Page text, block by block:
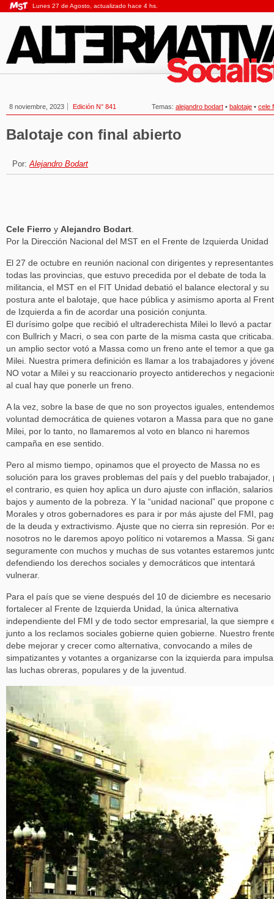
Lunes 27 de Agosto, actualizado hace 4 hs.
8 noviembre, 2023 Edición N° 841 Temas: alejandro bodart • balotaje • cele
Balotaje con final abierto
Por:Alejandro Bodart
Cele Fierro y Alejandro Bodart.
Por la Dirección Nacional del MST en el Frente de Izquierda Unidad
El 27 de octubre en reunión nacional con dirigentes y
todas las provincias, que estuvo precedida por el debate de toda la
militancia, el MST en el FIT Unidad debatió el balance electoral y su
postura ante el balotaje, que hace pública y asimismo aporta al
de Izquierda a fin de acordar una posición conjunta.
El durísimo golpe que recibió el ultraderechista Milei lo llevó a pactar
con Bullrich y Macri, o sea con parte de la misma casta que
un amplio sector votó a Massa como un freno ante el temor a que
Milei. Nuestra primera definición es llamar a los trabajadores y
NO votar a Milei y su reaccionario proyecto antiderechos y
al cual hay que ponerle un freno.
A la vez, sobre la base de que no son proyectos iguales,
voluntad democrática de quienes votaron a Massa para que no gane
Milei, por lo tanto, no llamaremos al voto en blanco ni haremos
campaña en ese sentido.
Pero al mismo tiempo, opinamos que el proyecto de Massa no es
solución para los graves problemas del país y del pueblo trabajador,
el contrario, es quien hoy aplica un duro ajuste con inflación, salarios
bajos y aumento de la pobreza. Y la “unidad nacional” que propone
Morales y otros gobernadores es para ir por más ajuste del FMI,
de la deuda y extractivismo. Ajuste que no cierra sin represión. Por
nosotros no le daremos apoyo político ni votaremos a Massa. Si
seguramente con muchos y muchas de sus votantes estaremos
defendiendo los derechos sociales y democráticos que intentará
vulnerar.
Para el país que se viene después del 10 de diciembre es necesario
fortalecer al Frente de Izquierda Unidad, la única alternativa
independiente del FMI y de todo sector empresarial, la que siempre
junto a los reclamos sociales gobierne quien gobierne. Nuestro
debe mejorar y crecer como alternativa, convocando a miles de
simpatizantes y votantes a organizarse con la izquierda para
las luchas obreras, populares y de la juventud.